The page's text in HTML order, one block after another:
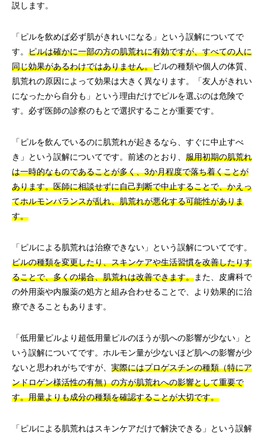
説します。
「ピルを飲めば必ず肌がきれいになる」という誤解についてで
す。 ピルは確かに一部の方の肌荒れに有効ですが、すべての人に
同じ効果があるわけではありません。ピルの種類や個人の体質、
肌荒れの原因によって効果は大きく異なります。「友人がきれい
になったから自分も」という理由だけでピルを選ぶのは危険で
す。必ず医師の診察のもとで選択することが重要です。
「ピルを飲んでいるのに肌荒れが起きるなら、すぐに中止すべ
き」という誤解についてです。前述のとおり、 服用初期の肌荒れ
は一時的なものであることが多く、3か月程度で落ち着くことが
あります。医師に相談せずに自己判断で中止することで、かえっ
てホルモンバランスが乱れ、肌荒れが悪化する可能性がありま
す。
「ピルによる肌荒れは治療できない」という誤解についてです。
ピルの種類を変更したり、スキンケアや生活習慣を改善したりす
ることで、多くの場合、肌荒れは改善できます。また、皮膚科で
の外用薬や内服薬の処方と組み合わせることで、より効果的に治
療できることもあります。
「低用量ピルより超低用量ピルのほうが肌への影響が少ない」と
いう誤解についてです。ホルモン量が少ないほど肌への影響が少
ないと思われがちですが、 実際にはプロゲスチンの種類（特にア
ンドロゲン様活性の有無）の方が肌荒れへの影響として重要で
す。用量よりも成分の種類を確認することが大切です。
「ピルによる肌荒れはスキンケアだけで解決できる」という誤解